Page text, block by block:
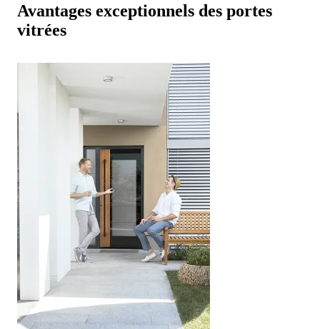
Avantages exceptionnels des portes
vitrées